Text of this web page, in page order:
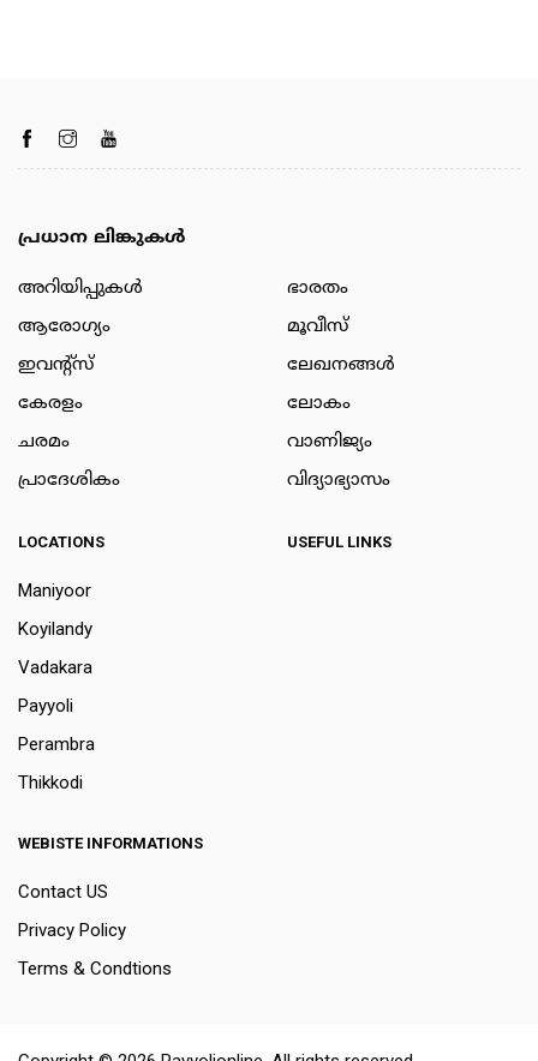
പ്രധാന ലിങ്കുകൾ
അറിയിപ്പുകള്‍
ആരോഗ്യം
ഇവന്റ്സ്
കേരളം
ചരമം
പ്രാദേശികം
ഭാരതം
മൂവീസ്
ലേഖനങ്ങള്‍
ലോകം
വാണിജ്യം
വിദ്യാഭ്യാസം
LOCATIONS
Maniyoor
Koyilandy
Vadakara
Payyoli
Perambra
Thikkodi
USEFUL LINKS
WEBISTE INFORMATIONS
Contact US
Privacy Policy
Terms & Condtions